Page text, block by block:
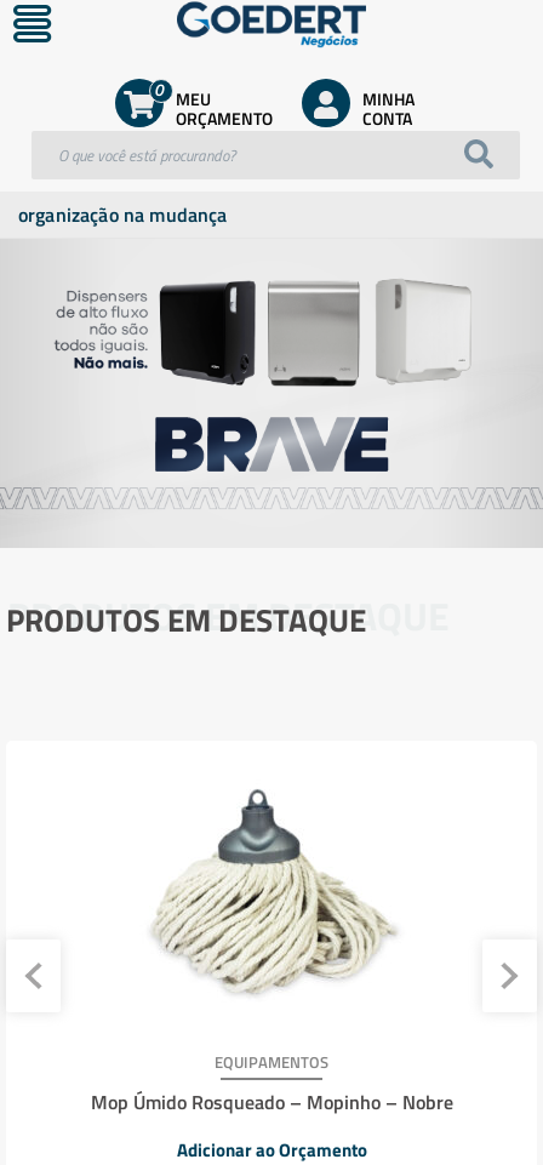
MEU
ORÇAMENTO
0 MINHA
CONTA
organização na mudança
PRODUTOS EM DESTAQUE
PRODUTOS EM DESTAQUE
EQUIPAMENTOS
Mop Úmido Rosqueado – Mopinho – Nobre
Adicionar ao Orçamento